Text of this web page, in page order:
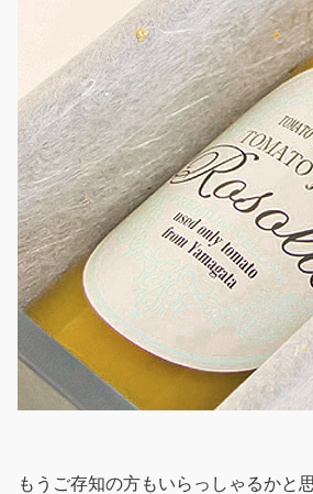
もうご存知の方もいらっしゃるかと